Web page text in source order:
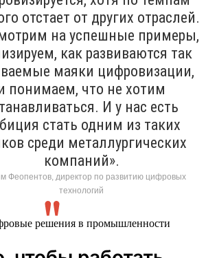
отстает от других отраслей.
на успешные примеры,
как развиваются так
маяки цифровизации,
понимаем, что не хотим
И у нас есть
стать одним из таких
среди металлургических
компаний».
Феопентов, директор по развитию цифровых
технологий